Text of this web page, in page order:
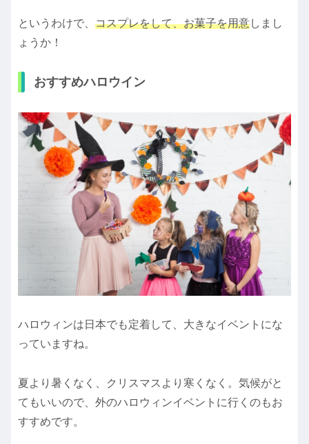
というわけで、 コスプレをして、お菓子を用意しまし
ょうか！
おすすめハロウイン
ハロウィンは日本でも定着して、大きなイベントにな
っていますね。
夏より暑くなく、クリスマスより寒くなく。気候がと
てもいいので、外のハロウィンイベントに行くのもお
すすめです。